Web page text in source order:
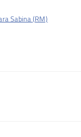
Sabina (RM)